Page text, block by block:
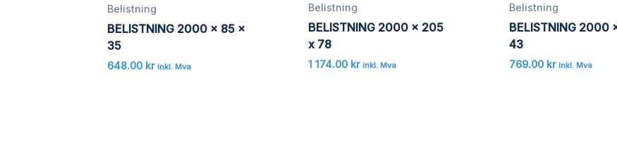
Belistning
BELISTNING 2000 x 85 x
35
648.00 kr inkl. Mva
Belistning
BELISTNING 2000 x 205
x 78
1 174.00 kr inkl. Mva
Belistning
BELISTNING 2000
43
769.00 kr inkl. Mva